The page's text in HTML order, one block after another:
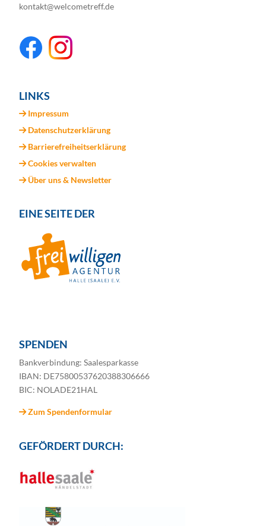
kontakt@welcometreff.de
LINKS
Impressum
Datenschutzerklärung
Barrierefreiheitserklärung
Cookies verwalten
Über uns & Newsletter
EINE SEITE DER
SPENDEN
Bankverbindung: Saalesparkasse
IBAN: DE75800537620388306666
BIC: NOLADE21HAL
Zum Spendenformular
GEFÖRDERT DURCH: